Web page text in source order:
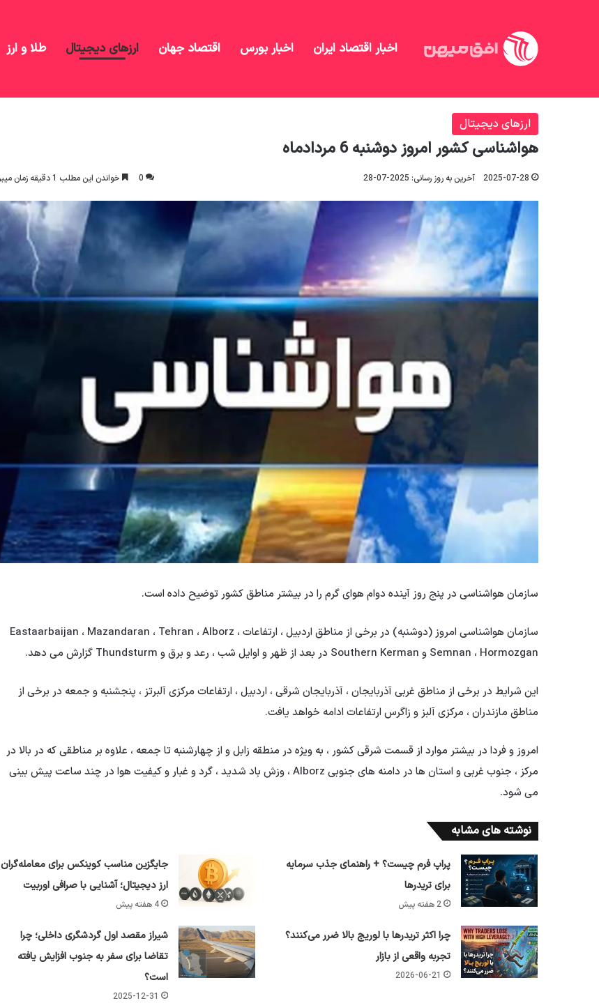
اخبار اقتصاد ایران اخبار بورس اقتصاد جهان ارزهای دیجیتال طلا و ارز
ارزهای دیجیتال
هواشناسی کشور امروز دوشنبه 6 مردادماه
2025-07-28 آخرین به روز رسانی: 2025-07-28 0 خواندن این مطلب 1 دقیقه زمان میبرد
سازمان هواشناسی در پنج روز آینده دوام هوای گرم را در بیشتر مناطق کشور توضیح داده است.
سازمان هواشناسی امروز (دوشنبه) در برخی از مناطق اردبیل ، ارتفاعات Eastaarbaijan ، Mazandaran ، Tehran ، Alborz ،
Semnan ، Hormozgan و Southern Kerman در بعد از ظهر و اوایل شب ، رعد و برق و Thundsturm گزارش می دهد.
این شرایط در برخی از مناطق غربی آذربایجان ، آذربایجان شرقی ، اردبیل ، ارتفاعات مرکزی آلبرتز ، پنجشنبه و جمعه در برخی از
مناطق مازندران ، مرکزی آلبز و زاگرس ارتفاعات ادامه خواهد یافت.
امروز و فردا در بیشتر موارد از قسمت شرقی کشور ، به ویژه در منطقه زابل و از چهارشنبه تا جمعه ، علاوه بر مناطقی که در بالا در
مرکز ، جنوب غربی و استان ها در دامنه های جنوبی Alborz ، وزش باد شدید ، گرد و غبار و کیفیت هوا در چند ساعت پیش بینی
می شود.
نوشته های مشابه
پراپ فرم چیست؟ + راهنمای جذب سرمایه
برای تریدرها
2 هفته پیش
جایگزین مناسب کوینکس برای معامله‌گران
ارز دیجیتال؛ آشنایی با صرافی اوربیت
4 هفته پیش
چرا اکثر تریدرها با لوریج بالا ضرر می‌کنند؟
تجربه واقعی از بازار
2026-06-21
شیراز مقصد اول گردشگری داخلی؛ چرا
تقاضا برای سفر به جنوب افزایش یافته
است؟
2025-12-31